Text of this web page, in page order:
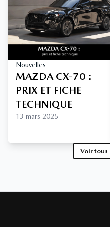
Nouvelles
MAZDA CX-70 :
PRIX ET FICHE
TECHNIQUE
13 mars 2025
Voir tous